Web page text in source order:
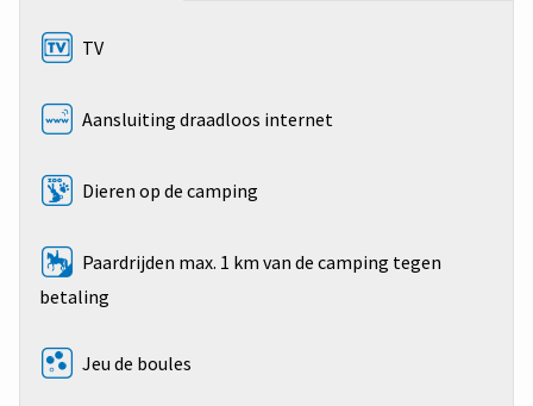
TV
Aansluiting draadloos internet
Dieren op de camping
Paardrijden max. 1 km van de camping tegen
betaling
Jeu de boules